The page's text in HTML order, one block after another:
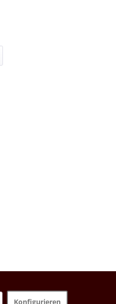
Konfigurieren